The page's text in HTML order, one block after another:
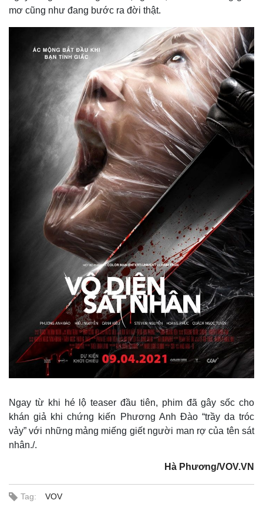
Lịch thi đấu bóng đá
Hậu trường
Xe máy
mơ cũng như đang bước ra đời thật.
Ngay từ khi hé lộ teaser đầu tiên, phim đã gây sốc cho
khán giả khi chứng kiến Phương Anh Đào “trầy da tróc
vảy” với những mảng miếng giết người man rợ của tên sát
nhân./.
Hà Phương/VOV.VN
Tag: VOV